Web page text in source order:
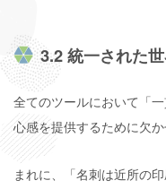
3.2 統一された
全てのツールにおいて「
心感を提供するために欠か
まれに、「名刺は近所の